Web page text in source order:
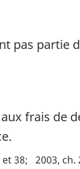
pas partie
frais de
38 2003, ch.